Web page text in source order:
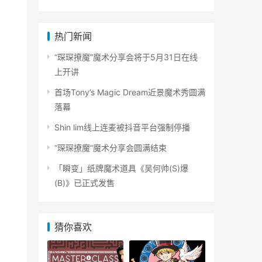
热门新闻
“琛琛撩魔”魔术分享会将于5月31日在线
上开讲
首场Tony’s Magic Dream近景魔术秀圆满
落幕
Shin lim线上连麦被抖音平台强制停播
“琛琛撩魔”魔术分享会圆满结束
「瞬变」纸牌魔术道具《吴何帅(S)爆
(B)》已正式发售
猜你喜欢